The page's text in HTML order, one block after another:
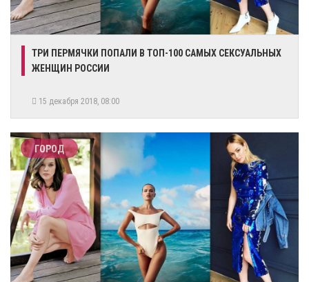
​ТРИ ПЕРМЯЧКИ ПОПАЛИ В ТОП-100 САМЫХ СЕКСУАЛЬНЫХ
ЖЕНЩИН РОССИИ
15 декабря 2018, 08:00
ГОРОД